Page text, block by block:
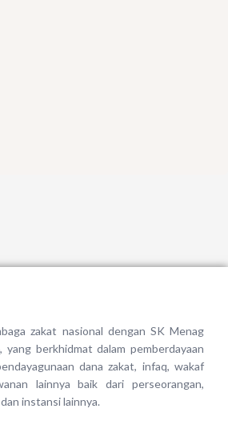
zakat nasional dengan SK Menag
berkhidmat dalam pemberdayaan
dana zakat, infaq, wakaf
lainnya baik dari perseorangan,
instansi lainnya.